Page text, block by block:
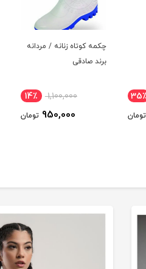
35٪
تومان
چکمه کوتاه زنانه / مردانه
برند صادقی
1,100,000 14٪
950,000 تومان